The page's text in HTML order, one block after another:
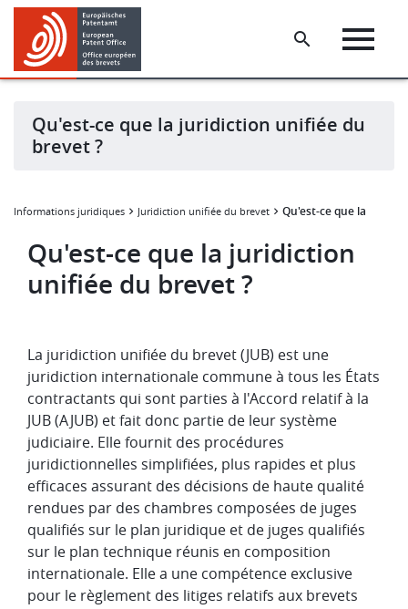
Skip
main
content
Skip
footer
Qu'est-ce que la juridiction unifiée du
brevet ?
Informations juridiques Juridiction unifiée du brevet Qu'est-ce que la
Qu'est-ce que la juridiction
unifiée du brevet ?
La juridiction unifiée du brevet (JUB) est une
juridiction internationale commune à tous les États
contractants qui sont parties à l'Accord relatif à la
JUB (AJUB) et fait donc partie de leur système
judiciaire. Elle fournit des procédures
juridictionnelles simplifiées, plus rapides et plus
efficaces assurant des décisions de haute qualité
rendues par des chambres composées de juges
qualifiés sur le plan juridique et de juges qualifiés
sur le plan technique réunis en composition
internationale. Elle a une compétence exclusive
pour le règlement des litiges relatifs aux brevets